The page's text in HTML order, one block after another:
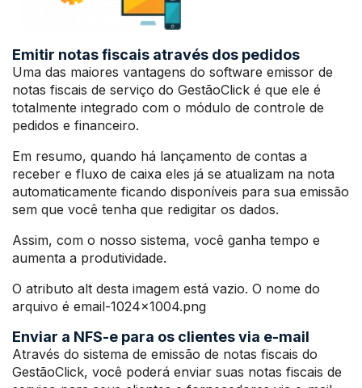
Emitir notas fiscais através dos pedidos
Uma das maiores vantagens do software emissor de
notas fiscais de serviço do GestãoClick é que ele é
totalmente integrado com o módulo de controle de
pedidos e financeiro.
Em resumo, quando há lançamento de contas a
receber e fluxo de caixa eles já se atualizam na nota
automaticamente ficando disponíveis para sua emissão
sem que você tenha que redigitar os dados.
Assim, com o nosso sistema, você ganha tempo e
aumenta a produtividade.
O atributo alt desta imagem está vazio. O nome do
arquivo é email-1024×1004.png
Enviar a NFS-e para os clientes via e-mail
Através do sistema de emissão de notas fiscais do
GestãoClick, você poderá enviar suas notas fiscais de